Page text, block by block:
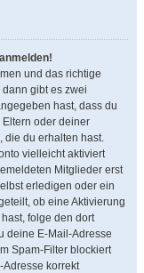
und das richtige
gibt es zwei
hast, dass du
Eltern oder deiner
die du erhalten hast.
vielleicht aktiviert
Mitglieder erst
erledigen oder ein
ob eine Aktivierung
folge den dort
deine E-Mail-Adresse
Spam-Filter blockiert
korrekt